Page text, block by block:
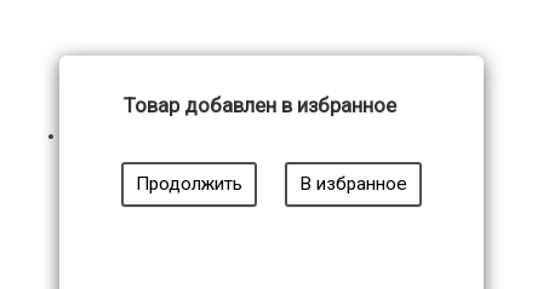
Модель 1552
Товар добавлен в избранное
Продолжить В избранное